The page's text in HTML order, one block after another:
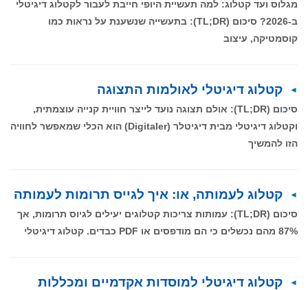
מגלוס ועד קטלוג: למה תעשיית היופי חייבת לעבור לקטלוג דיגיטלי
ב-2026? סיכום (TL;DR): בתעשייה שנשענת על נראות כמו
קוסמטיקה, עיצוב
קטלוג דיגיטלי לאולמות התצוגה
סיכום (TL;DR): אולם תצוגה נועד לייצר חוויית קנייה עוצמתית,
וקטלוג דיגיטלי מבית דיגיטלר (Digitaler) הוא הכלי שמאפשר לחוויה
הזו להמשיך
קטלוג לעמותה, או: איך לגייס תרומות לעמותה
סיכום (TL;DR): עמותות צריכות קטלוגים יעילים לגיוס תרומות, אך
87% מהם נכשלים כי הם מודפסים או PDF כבדים. קטלוג דיגיטלי
קטלוג דיגיטלי למוסדות אקדמיים ומכללות